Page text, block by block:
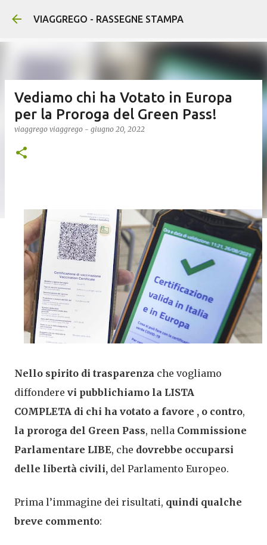
Passa ai contenuti principali
VIAGGREGO - RASSEGNE STAMPA
Vediamo chi ha Votato in Europa
per la Proroga del Green Pass!
viaggrego viaggrego - giugno 20, 2022
Nello spirito di trasparenza che vogliamo
diffondere vi pubblichiamo la LISTA
COMPLETA di chi ha votato a favore , o contro,
la proroga del Green Pass, nella Commissione
Parlamentare LIBE, che dovrebbe occuparsi
delle libertà civili, del Parlamento Europeo.
Prima l’immagine dei risultati, quindi qualche
breve commento: